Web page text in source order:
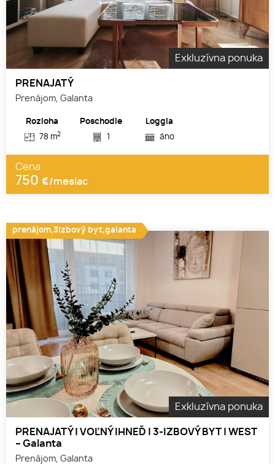
Exkluzívna ponuka
PRENAJATÝ
Prenájom, Galanta
Rozloha
78 m2
Poschodie
1
Loggia
áno
Cena
750 €/mesiac
Exkluzívna ponuka
PRENAJATÝ | VOĽNÝ IHNEĎ | 3-IZBOVÝ BYT | WEST
– Galanta
Prenájom, Galanta
prenájom,3izbový byt,galanta